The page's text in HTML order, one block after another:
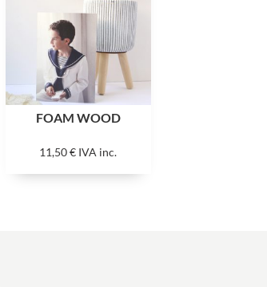
FOAM WOOD
11,50€ IVA inc.